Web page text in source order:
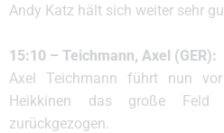
Andy Katz hält sich weiter sehr
15:10 – Teichmann, Axel (GER):
Axel Teichmann führt nun
Heikkinen das große
zurückgezogen.